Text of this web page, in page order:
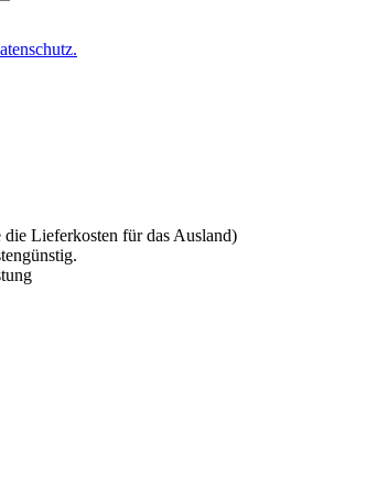
Lieferkosten für das Ausland)